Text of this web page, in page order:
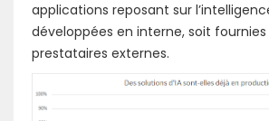
applications reposant sur
développées en interne, soit fournies
prestataires externes.